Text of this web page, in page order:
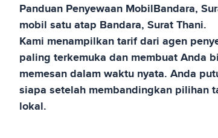
Panduan Penyewaan MobilBandara,
mobil satu atap Bandara, Surat Thani.
Kami menampilkan tarif dari agen
paling terkemuka dan membuat Anda
memesan dalam waktu nyata. Anda
siapa setelah membandingkan pilihan
lokal.